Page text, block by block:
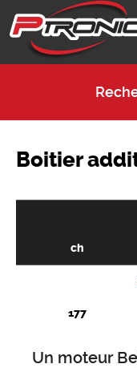
Boitier
ch
177
Un moteur